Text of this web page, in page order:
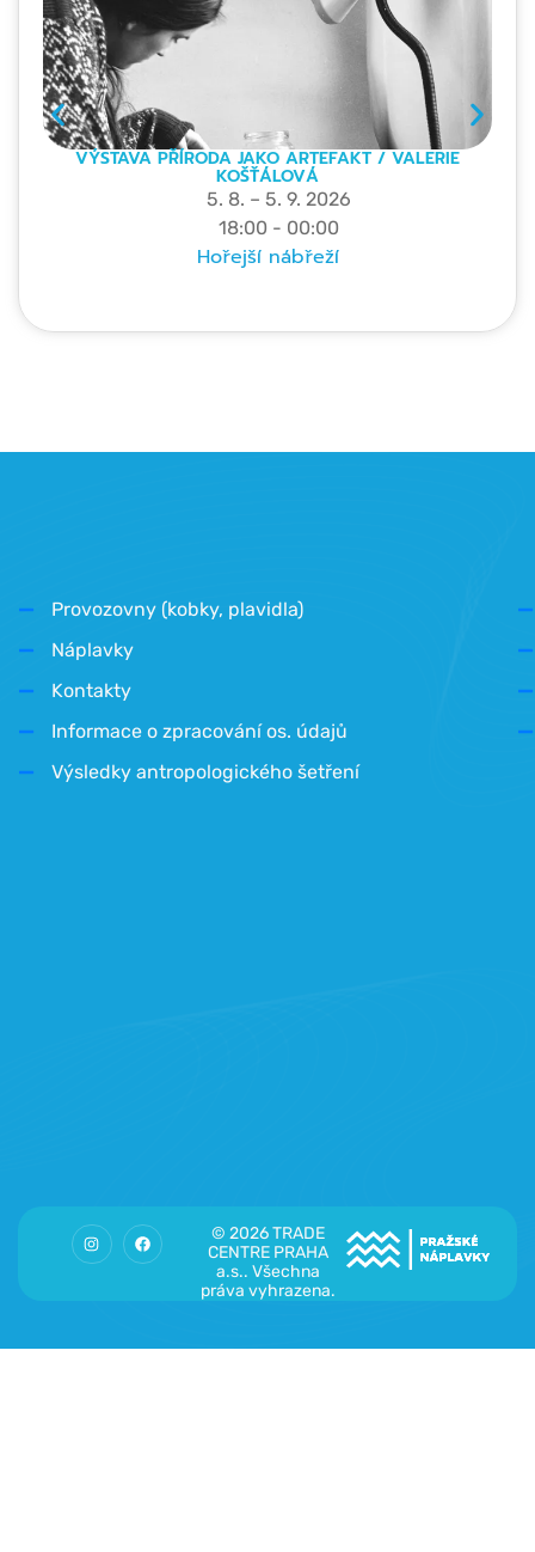
VÝSTAVA PŘÍRODA JAKO ARTEFAKT / VALERIE
KOŠŤÁLOVÁ
5. 8. – 5. 9. 2026
18:00 - 00:00
Hořejší nábřeží
Provozovny (kobky, plavidla)
Náplavky
Kontakty
Informace o zpracování os. údajů
Výsledky antropologického šetření
© 2026 TRADE
CENTRE PRAHA
a.s.. Všechna
práva vyhrazena.